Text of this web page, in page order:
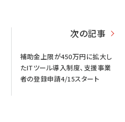
次の記事
補助金上限が450万円に拡大し
たITツール導入制度、支援事業
者の登録申請4/15スタート